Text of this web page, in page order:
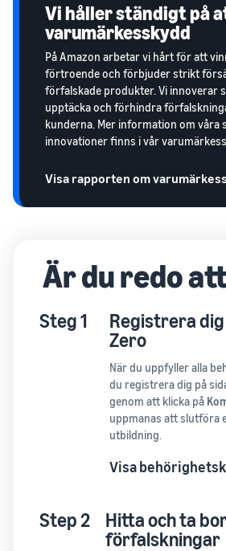
Vi håller ständigt på
varumärkesskydd
På Amazon arbetar vi hårt för att
förtroende och förbjuder strikt
förfalskade produkter. Vi innoverar
upptäcka och förhindra
kunderna. Mer information om våra
innovationer finns i vår
Visa rapporten om
Är du redo
Steg 1
Registrera
Zero
När du uppfyller alla
du registrera dig på
genom att klicka på
uppmanas att slutföra
utbildning.
Visa
Step 2
Hitta och ta
förfalskningar